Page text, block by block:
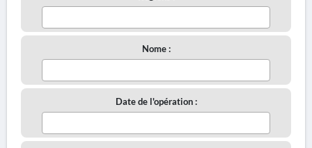
Nome :
Date de l'opération :